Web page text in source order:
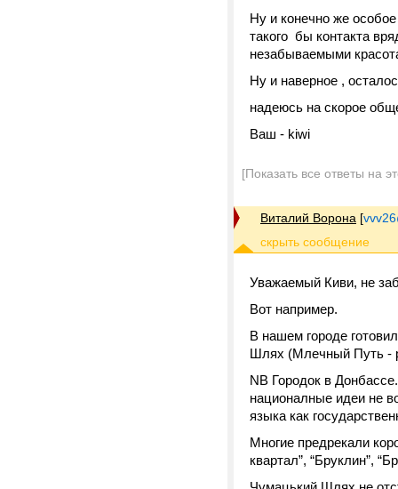
Ну и конечно же
такого бы контакта
незабываемыми
Ну и наверное ,
надеюсь на скорое
Ваш - kiwi
[Показать все ответы на
Виталий Ворона [
Уважаемый Киви, не
Вот например.
В нашем городе
Шлях (Млечный Путь -
NB Городок в
националные идеи не
языка как
Многие предрекали
квартал”, “Бруклин”,